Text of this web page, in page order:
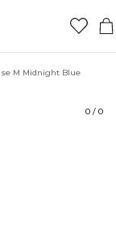
M Midnight Blue
0 / 0